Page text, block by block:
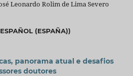
Leonardo Rolim de Lima Severo
(ESPAÑA))
panorama atual e desafios
doutores